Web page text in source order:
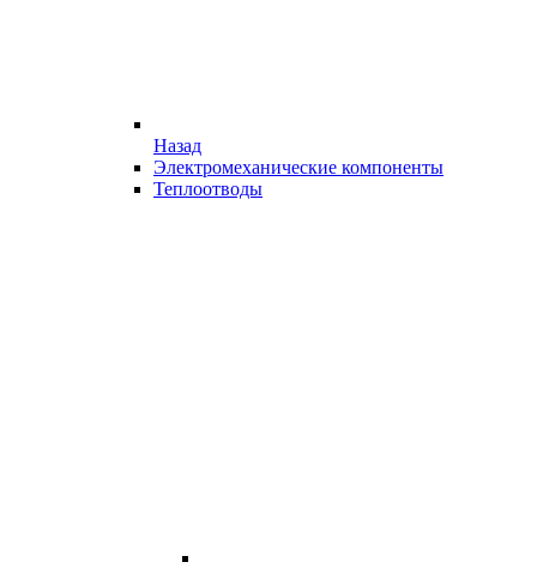
Назад
Электромеханические компоненты
Теплоотводы